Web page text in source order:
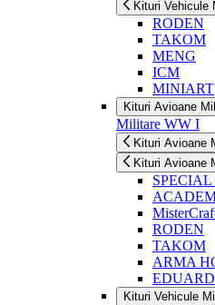
Kituri Vehicule
RODEN
TAKOM
MENG
ICM
MINIART
Kituri Avioane
Militare WW I
Kituri Avioane
Kituri Avioane
RODEN
TAKOM
ARMA
EDUARD
Kituri Vehicule